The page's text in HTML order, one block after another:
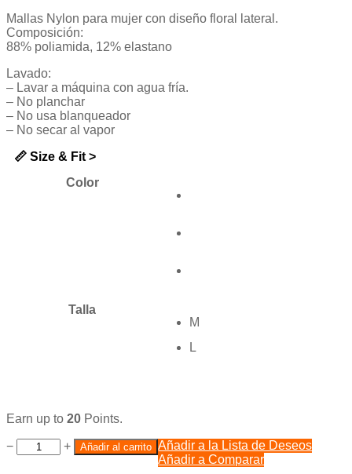
Mallas Nylon para mujer con diseño floral lateral.
Composición:
88% poliamida, 12% elastano
Lavado:
– Lavar a máquina con agua fría.
– No planchar
– No usa blanqueador
– No secar al vapor
📏 Size & Fit >
Color
Talla
M
L
Earn up to 20 Points.
− + Añadir al carrito Añadir a la Lista de Deseos
Añadir a Comparar